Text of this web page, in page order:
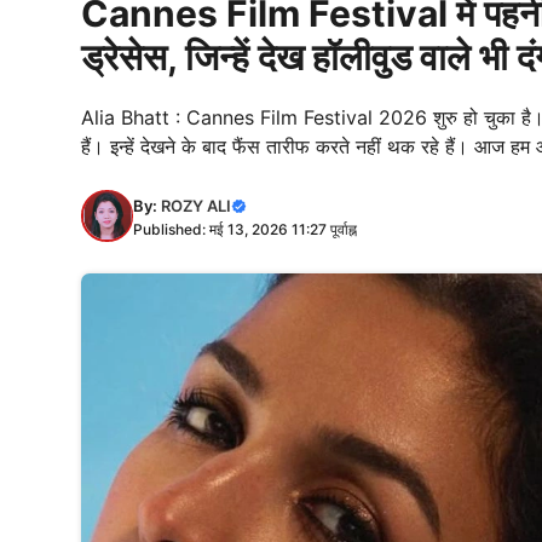
Cannes Film Festival में
ड्रेसेस, जिन्हें देख हॉलीवुड वाले भी
Alia Bhatt : Cannes Film Festival 2026 शुरु हो चुका
हैं। इन्हें देखने के बाद फैंस तारीफ करते नहीं थक रहे हैं। आज हम
By: ROZY ALI
Published: मई 13, 2026 11:27 पूर्वाह्न